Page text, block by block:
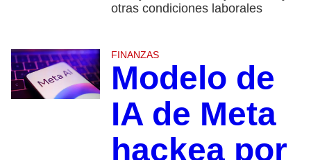
otras condiciones laborales
FINANZAS
Modelo de
IA de Meta
hackea por